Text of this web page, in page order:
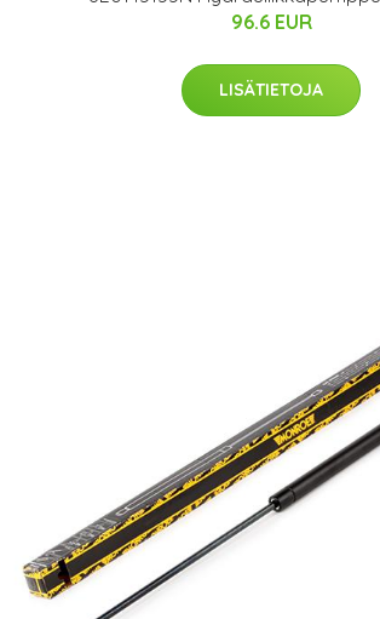
96.6 EUR
LISÄTIETOJA